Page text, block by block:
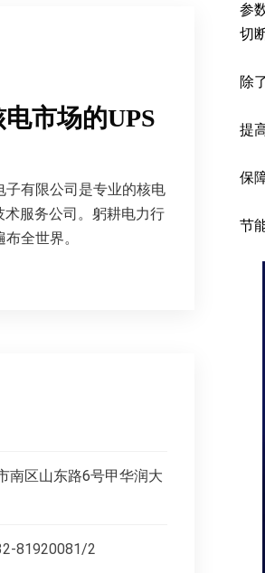
参
切
除
提
保
节
市场的UPS
子有限公司是专业的核电
术服务公司。躬耕电力行
全世界。
南区山东路6号甲华润大
81920081/2